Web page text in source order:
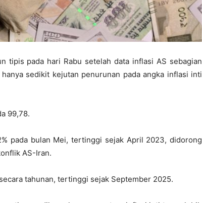
tipis pada hari Rabu setelah data inflasi AS sebagian
sedikit kejutan penurunan pada angka inflasi inti
99,78.
pada bulan Mei, tertinggi sejak April 2023, didorong
AS-Iran.
tahunan, tertinggi sejak September 2025.